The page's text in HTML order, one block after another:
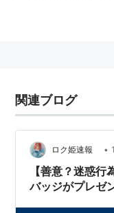
関連ブログ
ロク姫速報 •
【善意？迷惑
バッジがプレゼ